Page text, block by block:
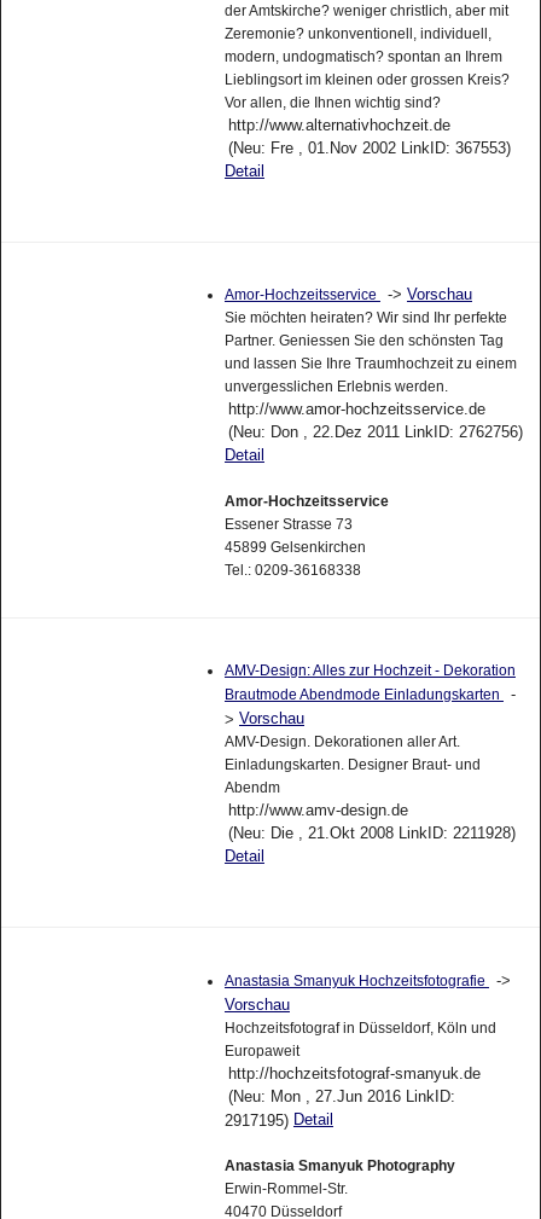
der Amtskirche? weniger christlich, aber mit
Zeremonie? unkonventionell, individuell,
modern, undogmatisch? spontan an Ihrem
Lieblingsort im kleinen oder grossen Kreis?
Vor allen, die Ihnen wichtig sind?
http://www.alternativhochzeit.de
(Neu: Fre , 01.Nov 2002 LinkID: 367553)
Detail
Amor-Hochzeitsservice -> Vorschau
Sie möchten heiraten? Wir sind Ihr perfekte
Partner. Geniessen Sie den schönsten Tag
und lassen Sie Ihre Traumhochzeit zu einem
unvergesslichen Erlebnis werden.
http://www.amor-hochzeitsservice.de
(Neu: Don , 22.Dez 2011 LinkID: 2762756)
Detail
Amor-Hochzeitsservice
Essener Strasse 73
45899 Gelsenkirchen
Tel.: 0209-36168338
AMV-Design: Alles zur Hochzeit - Dekoration
Brautmode Abendmode Einladungskarten
-
> Vorschau
AMV-Design. Dekorationen aller Art.
Einladungskarten. Designer Braut- und
Abendm
http://www.amv-design.de
(Neu: Die , 21.Okt 2008 LinkID: 2211928)
Detail
Anastasia Smanyuk Hochzeitsfotografie
->
Vorschau
Hochzeitsfotograf in Düsseldorf, Köln und
Europaweit
http://hochzeitsfotograf-smanyuk.de
(Neu: Mon , 27.Jun 2016 LinkID:
2917195) Detail
Anastasia Smanyuk Photography
Erwin-Rommel-Str.
40470 Düsseldorf